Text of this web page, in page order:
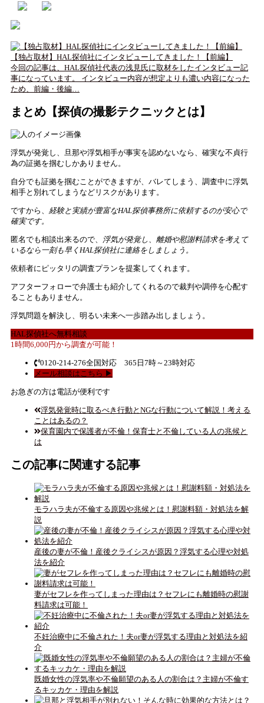
【独占取材】HAL探偵社にインタビューしてきました！【前編】
今回の記事は、HAL探偵社代表の浅見氏に取材をしたインタビュー記
事になっています。 インタビュー内容が想定よりも濃い内容になった
ため、前編・後編…
まとめ【探偵の撮影テクニックとは】
浮気が発覚し、旦那や浮気相手が事実を認めないなら、確実な不貞行
為の証拠を掴むしかありません。
自分でも証拠を掴むことができますが、バレてしまう、調査中に浮気
相手と別れてしまうなどリスクがあります。
ですから、 経験と実績が豊富なHAL探偵事務所に依頼するのが安心で
確実です。
匿名でも相談出来るので、 浮気が発覚し、離婚や慰謝料請求を考えて
いるなら一刻も早くHAL探偵社に連絡をしましょう。
依頼者にピッタリの調査プランを提案してくれます。
アフターフォローで弁護士も紹介してくれるので裁判や調停を心配す
ることもありません。
浮気問題を解決し、明るい未来へ一歩踏み出しましょう。
HAL探偵社へ無料相談
1時間6,000円から調査が可能！
0120-214-276全国対応 365日7時～23時対応
メール相談はこちら ▶
お急ぎの方は電話が便利です
浮気発覚時に取るべき行動とNGな行動について解説！考える
ことはあるの？
保育園内で保護者が不倫！保育士と不倫している人の兆候と
は
この記事に関連する記事
モラハラ夫が不倫する原因や兆候とは！慰謝料額・対処法を解
説
産後の妻が不倫！産後クライシスが原因？浮気する心理や対処
法を紹介
妻がセフレを作ってしまった理由は？セフレにも離婚時の慰謝
料請求は可能！
不妊治療中に不倫された！夫or妻が浮気する理由と対処法を紹
介
既婚女性の浮気率や不倫願望のある人の割合は？主婦が不倫す
るキッカケ・理由を解説